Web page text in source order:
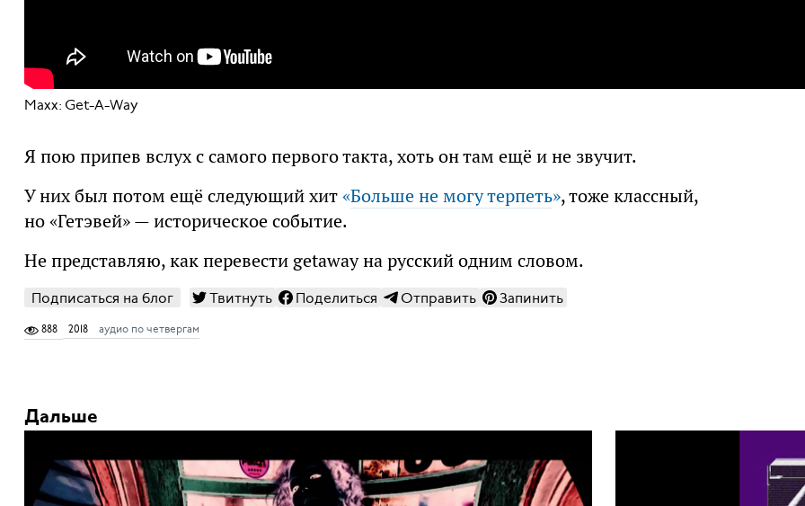
Maxx: Get-A-Way
Я пою припев вслух с самого первого такта, хоть он там ещё и не звучит.
У них был потом ещё следующий хит«Больше не могу терпеть», тоже классный,
но «Гетэвей» — историческое событие.
Не представляю, как перевести getaway на русский одним словом.
Подписаться на блог Твитнуть Поделиться Отправить Запинить
888 2018 аудио по четвергам
Дальше